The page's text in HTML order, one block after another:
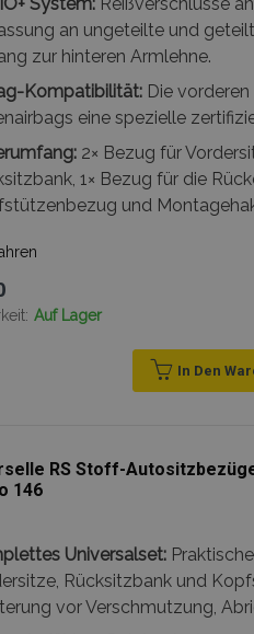
an ungeteilte und
zur hinteren Armlehne.
Kompatibilität:Die vorderen
eine spezielle
2× Bezug für
1× Bezug für die
und
Auf Lager
In Den
RS Stoff-
146
Universalset:
Rücksitzbank und
vor Verschmutzung,